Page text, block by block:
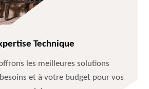
Technique
les meilleures solutions
et à votre budget pour vos